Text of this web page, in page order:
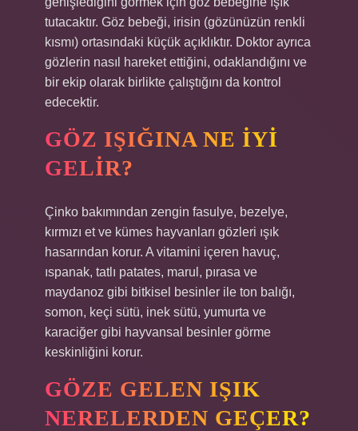
tutacaktır. Göz bebeği, irisin (gözünüzün renkli
kısmı) ortasındaki küçük açıklıktır. Doktor ayrıca
gözlerin nasıl hareket ettiğini, odaklandığını ve
bir ekip olarak birlikte çalıştığını da kontrol
edecektir.
GÖZ IŞIĞINA NE IYI
GELIR?
Çinko bakımından zengin fasulye, bezelye,
kırmızı et ve kümes hayvanları gözleri ışık
hasarından korur. A vitamini içeren havuç,
ıspanak, tatlı patates, marul, pırasa ve
maydanoz gibi bitkisel besinler ile ton balığı,
somon, keçi sütü, inek sütü, yumurta ve
karaciğer gibi hayvansal besinler görme
keskinliğini korur.
GÖZE GELEN IŞIK
NERELERDEN GEÇER?